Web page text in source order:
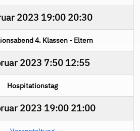
2023 19:00 20:30
4. Klassen - Eltern
2023 7:50 12:55
Hospitationstag
2023 19:00 21:00